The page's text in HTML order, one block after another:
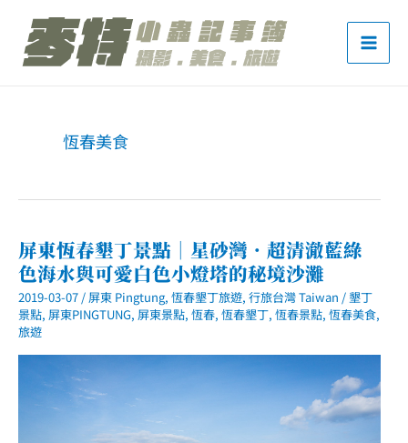
恆春美食
屏東恆春墾丁景點｜星砂灣．超清澈藍綠
色海水與可愛白色小燈塔的秘境沙灘
2019-03-07 /屏東 Pingtung, 恆春墾丁旅遊, 行旅台灣 Taiwan / 墾丁
景點, 屏東PINGTUNG, 屏東景點, 恆春, 恆春墾丁, 恆春景點, 恆春美食,
旅遊